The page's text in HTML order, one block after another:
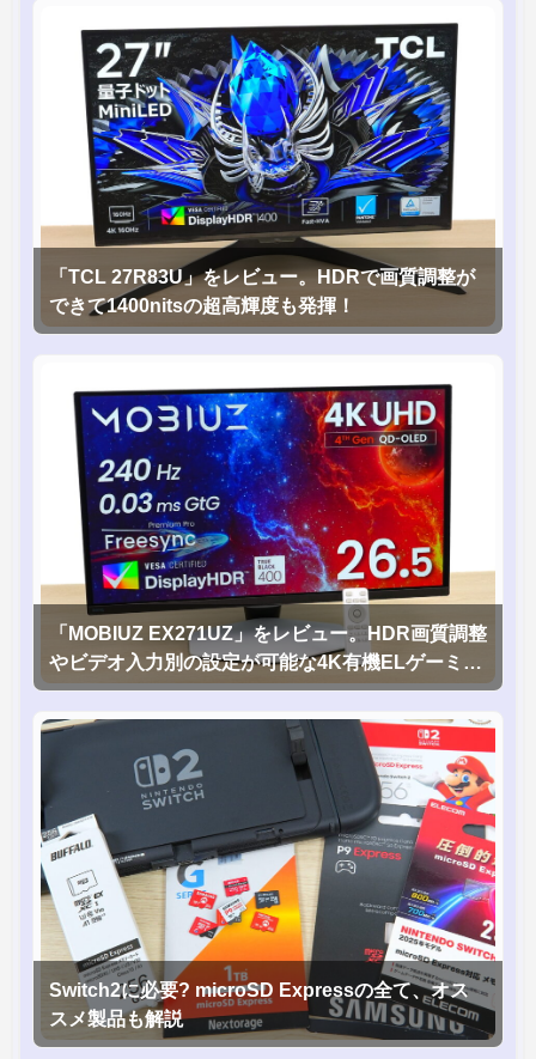
「TCL 27R83U」をレビュー。HDRで画質調整が
できて1400nitsの超高輝度も発揮！
「MOBIUZ EX271UZ」をレビュー。HDR画質調整
やビデオ入力別の設定が可能な4K有機ELゲーミン
グモニタを徹底検証
Switch2に必要? microSD Expressの全て、オス
スメ製品も解説